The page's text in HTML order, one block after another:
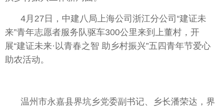
4月27日，中建八局上海公司浙江分公司“建证未
来”青年志愿者服务队驱车300公里来到上董村，开
展“建证未来·以青春之智 助 乡村振兴”五四青年节爱心
助农活动。
温州市永嘉县界坑乡党委副 书记、乡长潘荣达，界